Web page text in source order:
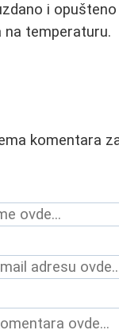
i
na temperaturu.
komentara